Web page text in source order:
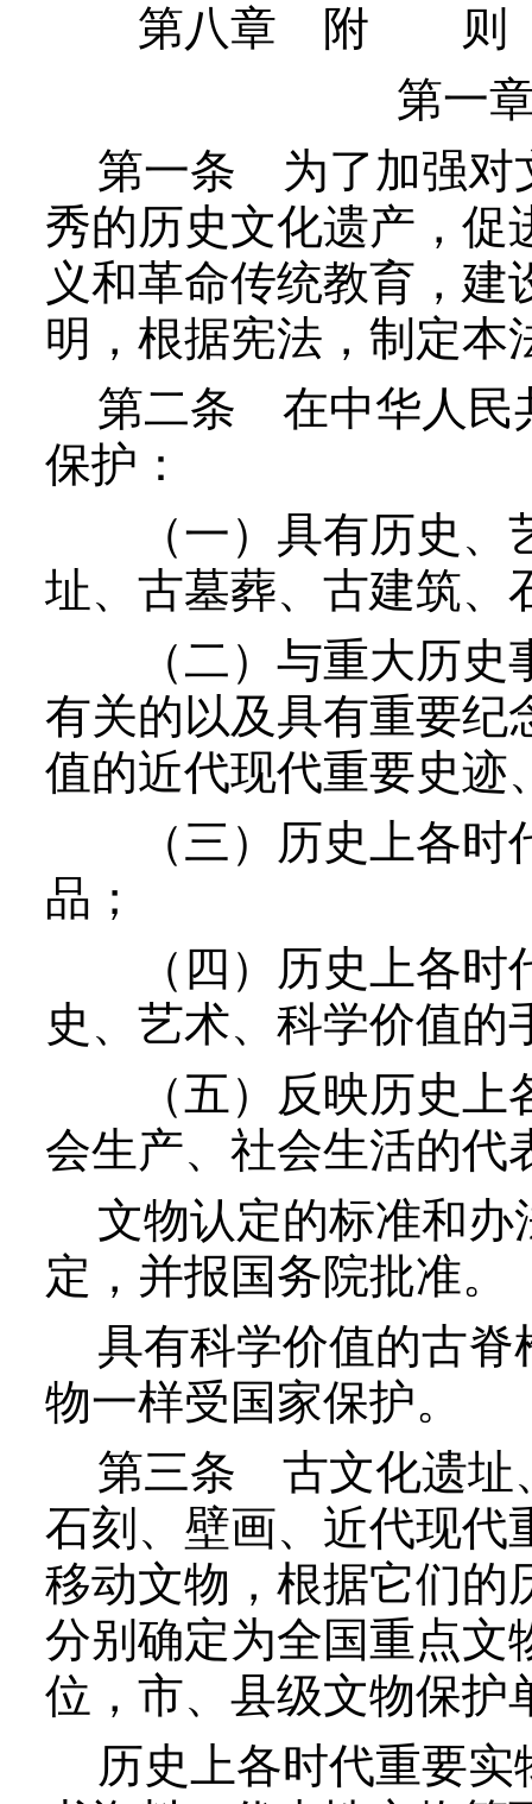
第八章 附 则
第
第一条 为了加强对
秀的历史文化遗产，促
义和革命传统教育，
明，根据宪法，制定本
第二条 在中华人民
保护：
（一）具有历史、
址、古墓葬、古建筑、
（二）与重大历史
有关的以及具有重要纪
值的近代现代重要史迹
（三）历史上各时
品；
（四）历史上各时
史、艺术、科学价值的
（五）反映历史上
会生产、社会生活的代
文物认定的标准和办
定，并报国务院批准。
具有科学价值的古脊
物一样受国家保护。
第三条 古文化遗址
石刻、壁画、近代现代
移动文物，根据它们的
分别确定为全国重点文
位，市、县级文物保护
历史上各时代重要实